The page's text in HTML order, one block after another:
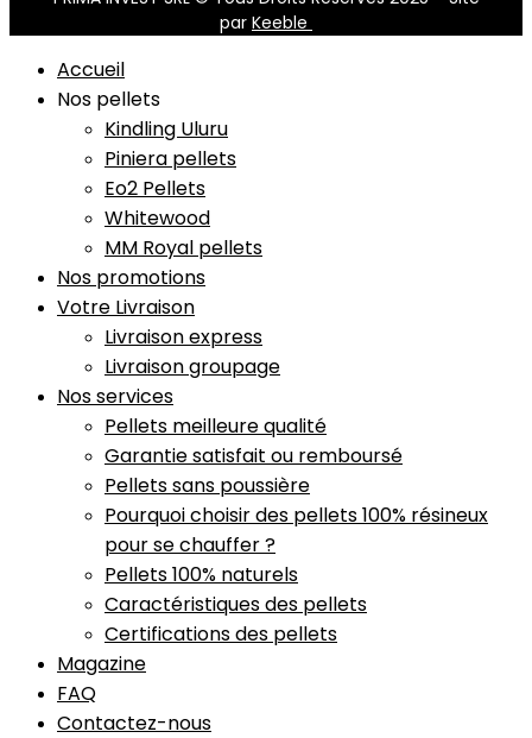
par Keeble
Accueil
Nos pellets
Kindling Uluru
Piniera pellets
Eo2 Pellets
Whitewood
MM Royal pellets
Nos promotions
Votre Livraison
Livraison express
Livraison groupage
Nos services
Pellets meilleure qualité
Garantie satisfait ou remboursé
Pellets sans poussière
Pourquoi choisir des pellets 100% résineux
pour se chauffer ?
Pellets 100% naturels
Caractéristiques des pellets
Certifications des pellets
Magazine
FAQ
Contactez-nous